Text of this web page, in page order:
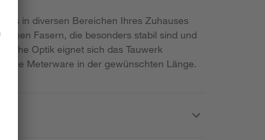
in diversen Bereichen Ihres Zuhauses
Fasern, die besonders stabil sind und
Optik eignet sich das Tauwerk
die Meterware in der gewünschten Länge.